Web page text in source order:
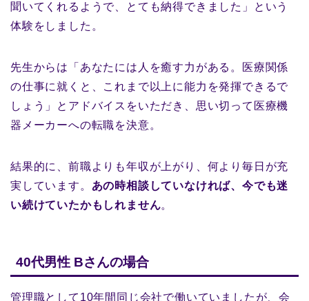
聞いてくれるようで、とても納得できました」という
体験をしました。
先生からは「あなたには人を癒す力がある。医療関係
の仕事に就くと、これまで以上に能力を発揮できるで
しょう」とアドバイスをいただき、思い切って医療機
器メーカーへの転職を決意。
結果的に、前職よりも年収が上がり、何より毎日が充
実しています。 あの時相談していなければ、今でも迷
い続けていたかもしれません。
40代男性 Bさんの場合
管理職として10年間同じ会社で働いていましたが、会